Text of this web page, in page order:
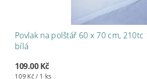
Povlak na polštář 60 x 70 cm, 210tc
bílá
109.00 Kč
109 Kč / 1 ks